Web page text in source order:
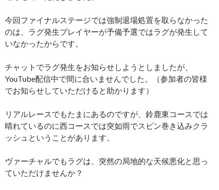
今回ファイナルステージでは強制退場処置を取らなかった
のは、ラグ発生プレイヤーが予備予選ではラグが発生して
いなかったからです。
チャットでラグ発生をお知らせしようとしましたが、
YouTube配信中で間に合いませんでした。（参加者の皆様
でお知らせしていただけると助かります）
リアルレースでもたまにあるのですが、鈴鹿東コースでは
晴れているのに西コースでは突如雨でスピン巻き込みクラ
ッシュということがあります。
ヴァーチャルでもラグは、突然の局地的な天候悪化と思っ
ていただけませんか？